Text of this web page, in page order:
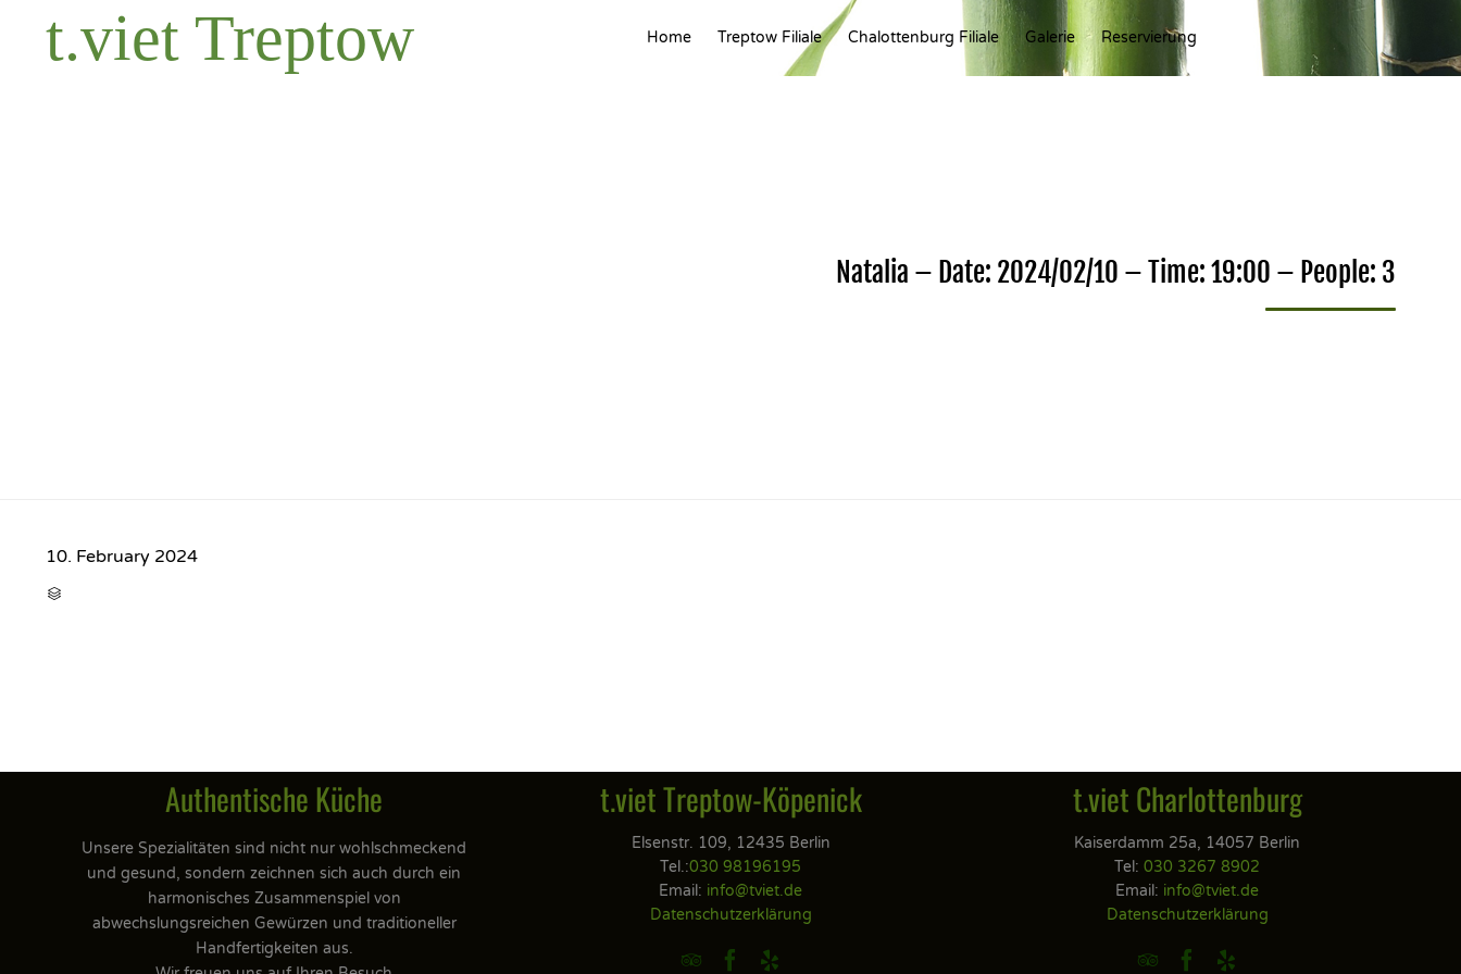
t.viet Treptow Home Treptow Filiale Chalottenburg Filiale Galerie Reservierung
Natalia – Date: 2024/02/10 – Time: 19:00 – People: 3
10. February 2024

Authentische Küche
Unsere Spezialitäten sind nicht nur wohlschmeckend
und gesund, sondern zeichnen sich auch durch ein
harmonisches Zusammenspiel von
abwechslungsreichen Gewürzen und traditioneller
Handfertigkeiten aus.
t.viet Treptow-Köpenick
Elsenstr. 109, 12435 Berlin
Tel.:030 98196195
Email: info@tviet.de
Datenschutzerklärung
  
t.viet Charlottenburg
Kaiserdamm 25a, 14057 Berlin
Tel: 030 3267 8902
Email: info@tviet.de
Datenschutzerklärung
  